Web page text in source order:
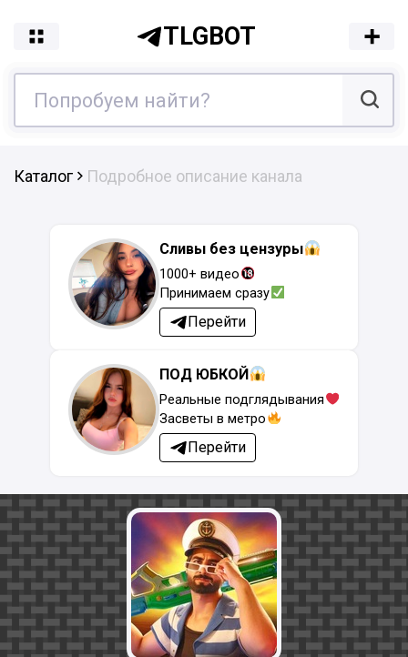
TLGBOT
Каталог Подробное описание канала
Сливы без цензуры
1000+ видео
Принимаем сразу
Перейти
ПОД ЮБКОЙ
Реальные подглядывания
Засветы в метро
Перейти